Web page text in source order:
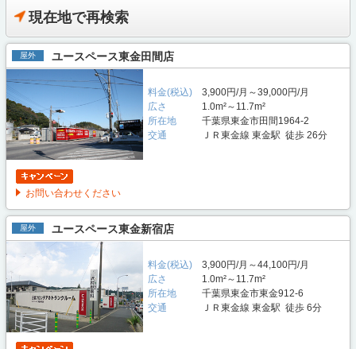
現在地で再検索
屋外 ユースペース東金田間店
料金(税込)
3,900円/月～39,000円/月
広さ
1.0m²～11.7m²
所在地
千葉県東金市田間1964-2
交通
ＪＲ東金線 東金駅 徒歩 26分
お問い合わせください
屋外 ユースペース東金新宿店
料金(税込)
3,900円/月～44,100円/月
広さ
1.0m²～11.7m²
所在地
千葉県東金市東金912-6
交通
ＪＲ東金線 東金駅 徒歩 6分